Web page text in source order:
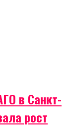
в Санкт-
рост